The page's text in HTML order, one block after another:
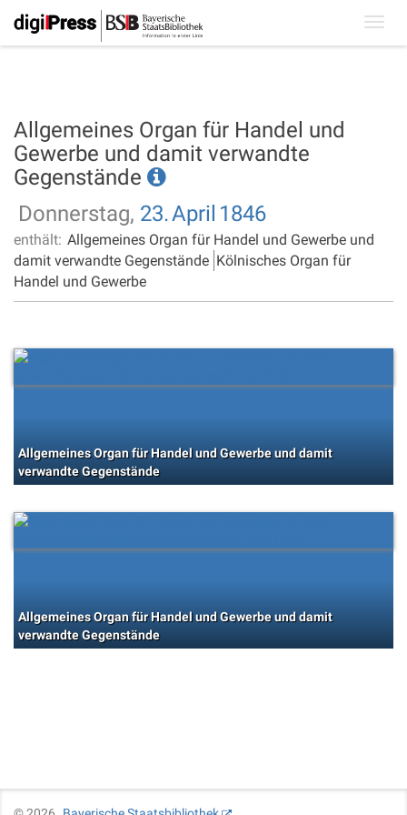
Allgemeines Organ für Handel und
Gewerbe und damit verwandte
Gegenstände
Donnerstag, 23.April 1846
enthält: Allgemeines Organ für Handel und Gewerbe und
damit verwandte Gegenstände Kölnisches Organ für
Handel und Gewerbe
Allgemeines Organ für Handel und Gewerbe und damit
verwandte Gegenstände
Allgemeines Organ für Handel und Gewerbe und damit
verwandte Gegenstände